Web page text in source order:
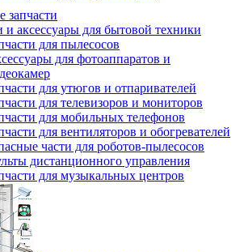
запчасти
и аксессуары для бытовой техники
для пылесосов
для фотоаппаратов и
для утюгов и отпаривателей
для телевизоров и мониторов
для мобильных телефонов
для вентиляторов и обогревателей
части для роботов-пылесосов
дистанционного управления
для музыкальных центров